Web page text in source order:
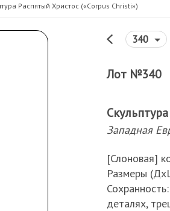
Распятый Христос («Corpus Christi»)
340
Лот №340
Западная
[Слоновая]
Размеры
деталях,